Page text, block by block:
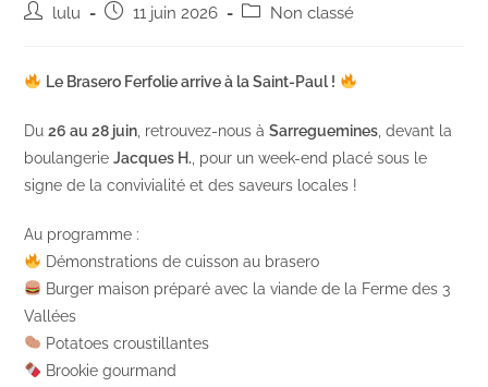
Auteur/autrice
publication :
lulu
Post11 juin 2026
PostNon classé
Le Brasero Ferfolie arrive à la Saint-Paul !
Du26 au 28 juin , retrouvez-nous àSarreguemines , devant la
boulangerieJacques H. , pour un week-end placé sous le
signe de la convivialité et des saveurs locales !
Au programme :
Démonstrations de cuisson au brasero
Burger maison préparé avec la viande de la Ferme des 3
Vallées
Potatoes croustillantes
Brookie gourmand